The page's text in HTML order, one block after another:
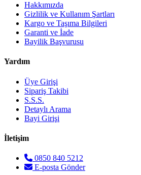
Hakkımızda
Gizlilik ve Kullanım Şartları
Kargo ve Taşıma Bilgileri
Garanti ve İade
Bayilik Başvurusu
Yardım
Üye Girişi
Sipariş Takibi
S.S.S.
Detaylı Arama
Bayi Girişi
İletişim
0850 840 5212
E-posta Gönder